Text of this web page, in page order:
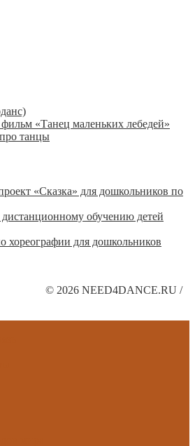
«Танец маленьких лебедей»
танцы
«Сказка» для дошкольников по
обучению детей
хореографии для дошкольников
© 2026 NEED4DANCE.RU /